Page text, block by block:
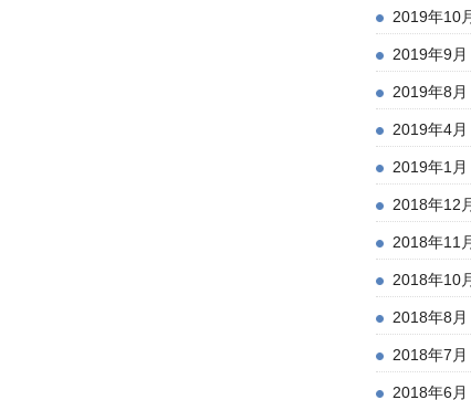
2019年10
2019年9月
2019年8月
2019年4月
2019年1月
2018年12
2018年11
2018年10
2018年8月
2018年7月
2018年6月